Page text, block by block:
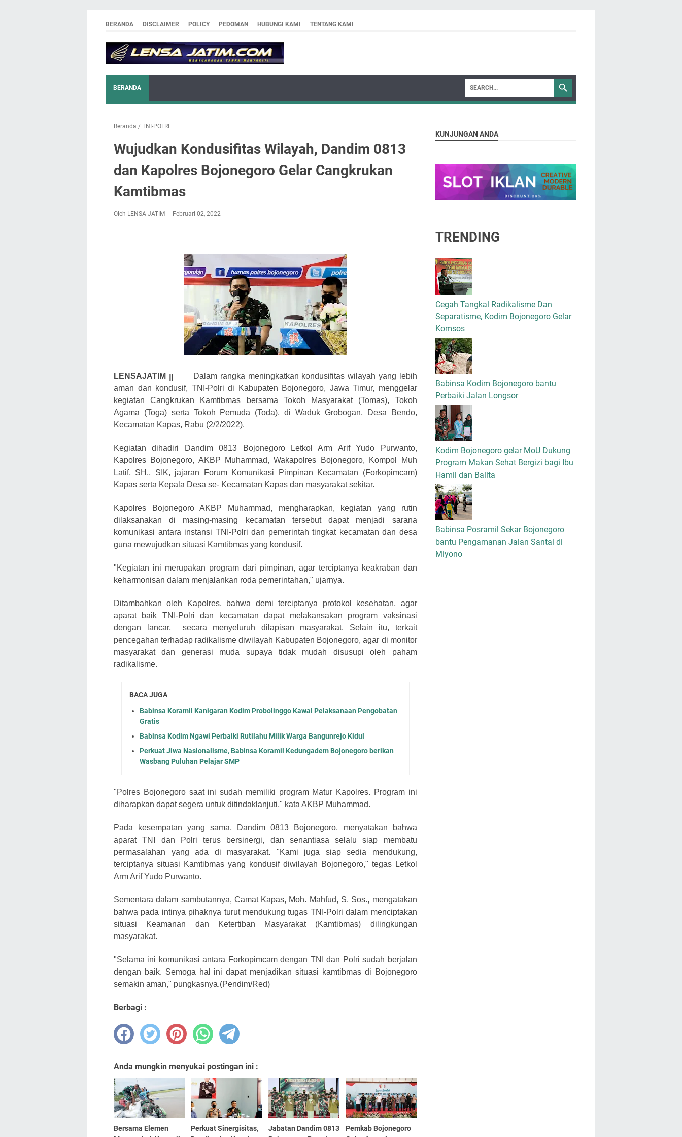
BERANDA DISCLAIMER POLICY PEDOMAN HUBUNGI KAMI TENTANG KAMI
BERANDA
Beranda / TNI-POLRI
Wujudkan Kondusifitas Wilayah, Dandim 0813
dan Kapolres Bojonegoro Gelar Cangkrukan
Kamtibmas
Oleh LENSA JATIM Februari 02, 2022
LENSAJATIM ꞁꞁ
Dalam rangka meningkatkan kondusifitas wilayah yang lebih
aman dan kondusif, TNI-Polri di Kabupaten Bojonegoro, Jawa Timur, menggelar
kegiatan Cangkrukan Kamtibmas bersama Tokoh Masyarakat (Tomas), Tokoh
Agama (Toga) serta Tokoh Pemuda (Toda), di Waduk Grobogan, Desa Bendo,
Kecamatan Kapas, Rabu (2/2/2022).
Kegiatan dihadiri Dandim 0813 Bojonegoro Letkol Arm Arif Yudo Purwanto,
Kapolres Bojonegoro, AKBP Muhammad, Wakapolres Bojonegoro, Kompol Muh
Latif, SH., SIK, jajaran Forum Komunikasi Pimpinan Kecamatan (Forkopimcam)
Kapas serta Kepala Desa se- Kecamatan Kapas dan masyarakat sekitar.
Kapolres Bojonegoro AKBP Muhammad, mengharapkan, kegiatan yang rutin
dilaksanakan di masing-masing kecamatan tersebut dapat menjadi sarana
komunikasi antara instansi TNI-Polri dan pemerintah tingkat kecamatan dan desa
guna mewujudkan situasi Kamtibmas yang kondusif.
"Kegiatan ini merupakan program dari pimpinan, agar terciptanya keakraban dan
keharmonisan dalam menjalankan roda pemerintahan," ujarnya.
Ditambahkan oleh Kapolres, bahwa demi terciptanya protokol kesehatan, agar
aparat baik TNI-Polri dan kecamatan dapat melakansakan program vaksinasi
dengan lancar, secara menyeluruh dilapisan masyarakat. Selain itu, terkait
pencegahan terhadap radikalisme diwilayah Kabupaten Bojonegoro, agar di monitor
masyarakat dan generasi muda supaya tidak mudah disusupi oleh paham
radikalisme.
BACA JUGA
Babinsa Koramil Kanigaran Kodim Probolinggo Kawal Pelaksanaan Pengobatan
Gratis
Babinsa Kodim Ngawi Perbaiki Rutilahu Milik Warga Bangunrejo Kidul
Perkuat Jiwa Nasionalisme, Babinsa Koramil Kedungadem Bojonegoro berikan
Wasbang Puluhan Pelajar SMP
"Polres Bojonegoro saat ini sudah memiliki program Matur Kapolres. Program ini
diharapkan dapat segera untuk ditindaklanjuti," kata AKBP Muhammad.
Pada kesempatan yang sama, Dandim 0813 Bojonegoro, menyatakan bahwa
aparat TNI dan Polri terus bersinergi, dan senantiasa selalu siap membatu
permasalahan yang ada di masyarakat. "Kami juga siap sedia mendukung,
terciptanya situasi Kamtibmas yang kondusif diwilayah Bojonegoro," tegas Letkol
Arm Arif Yudo Purwanto.
Sementara dalam sambutannya, Camat Kapas, Moh. Mahfud, S. Sos., mengatakan
bahwa pada intinya pihaknya turut mendukung tugas TNI-Polri dalam menciptakan
situasi Keamanan dan Ketertiban Masyarakat (Kamtibmas) dilingkungan
masyarakat.
"Selama ini komunikasi antara Forkopimcam dengan TNI dan Polri sudah berjalan
dengan baik. Semoga hal ini dapat menjadikan situasi kamtibmas di Bojonegoro
semakin aman," pungkasnya.(Pendim/Red)
Berbagi :
Anda mungkin menyukai postingan ini :
Bersama Elemen
Perkuat Sinergisitas,
Jabatan Dandim 0813
Pemkab Bojonegoro
KUNJUNGAN ANDA
TRENDING
Cegah Tangkal Radikalisme Dan
Separatisme, Kodim Bojonegoro Gelar
Komsos
Babinsa Kodim Bojonegoro bantu
Perbaiki Jalan Longsor
Kodim Bojonegoro gelar MoU Dukung
Program Makan Sehat Bergizi bagi Ibu
Hamil dan Balita
Babinsa Posramil Sekar Bojonegoro
bantu Pengamanan Jalan Santai di
Miyono